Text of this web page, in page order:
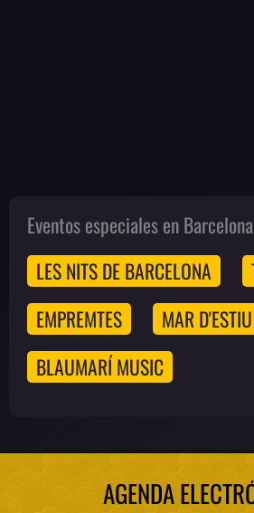
Eventos especiales en Barcelona
LES NITS DE BARCELONA
EMPREMTES
MAR D'ESTIU
BLAUMARÍ MUSIC
AGENDA